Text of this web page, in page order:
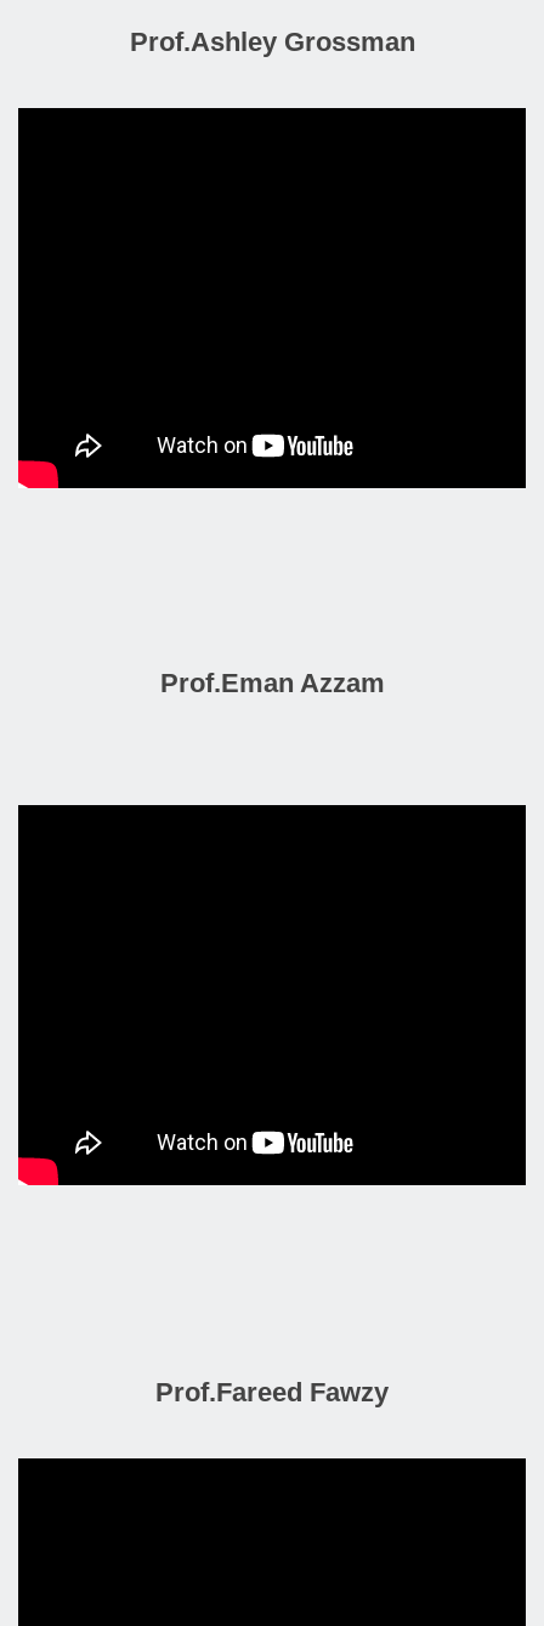
Prof.Ashley Grossman
Prof.Eman Azzam
Prof.Fareed Fawzy